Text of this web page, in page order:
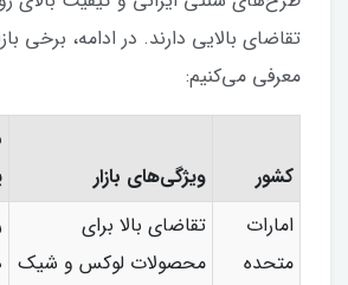
تقاضای بالایی دارند. در ادامه، برخی
معرفی می‌کنیم:
کشور ویژگی‌های بازار
امارات
متحده
تقاضای بالا برای
محصولات لوکس و شیک